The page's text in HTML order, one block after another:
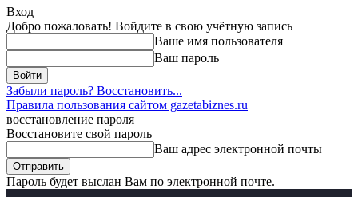
Вход
Добро пожаловать! Войдите в свою учётную запись
Ваше имя пользователя
Ваш пароль
Забыли пароль? Восстановить...
Правила пользования сайтом gazetabiznes.ru
восстановление пароля
Восстановите свой пароль
Ваш адрес электронной почты
Пароль будет выслан Вам по электронной почте.